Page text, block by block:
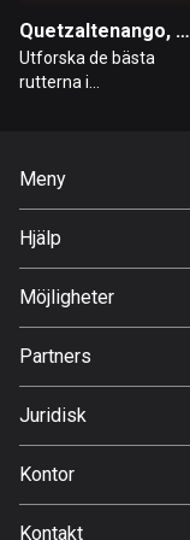
17 rutter
15 rutter
Belarus
141 rutter
Bhutan
Quetzaltenango, Departamento de Quetzaltenango
Utforska de bästa
rutterna i
Meny
Om Oss
Hjälp
Möjligheter
Partners
Juridisk
Kontor
Kontakt